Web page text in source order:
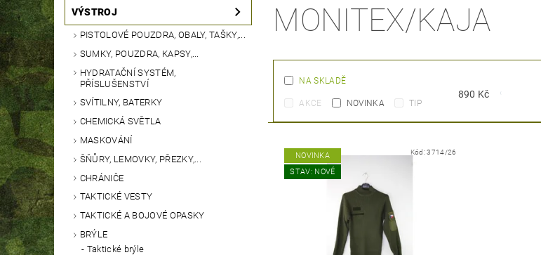
VÝSTROJ
PISTOLOVÉ POUZDRA, OBALY, TAŠKY,...
SUMKY, POUZDRA, KAPSY,...
HYDRATAČNÍ SYSTÉM,
PŘÍSLUŠENSTVÍ
SVÍTILNY, BATERKY
CHEMICKÁ SVĚTLA
MASKOVÁNÍ
ŠŇŮRY, LEMOVKY, PŘEZKY,...
CHRÁNIČE
TAKTICKÉ VESTY
TAKTICKÉ A BOJOVÉ OPASKY
BRÝLE
Taktické brýle
MONITEX/KAJA
NA SKLADĚ
AKCE NOVINKA TIP
890 Kč
NOVINKA
STAV: NOVÉ
Kód:3714/26